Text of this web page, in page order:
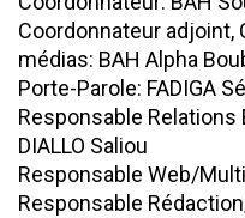
Coordonnateur adjoint,
médias: BAH Alpha
Porte-Parole: FADIGA
Responsable
DIALLO Saliou
Responsable Web/
Responsable